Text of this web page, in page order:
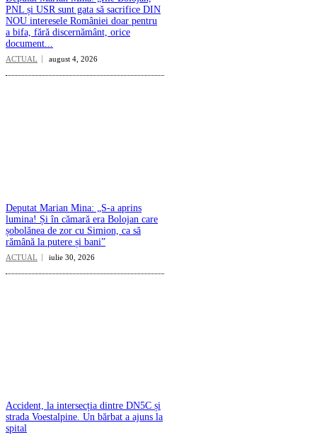
PNL și USR sunt gata să sacrifice DIN
NOU interesele României doar pentru
a bifa, fără discernământ, orice
document...
ACTUAL august 4, 2026
Deputat Marian Mina: „S-a aprins
lumina! Și în cămară era Bolojan care
șobolănea de zor cu Simion, ca să
rămână la putere și bani”
ACTUAL iulie 30, 2026
Accident, la intersecția dintre DN5C și
strada Voestalpine. Un bărbat a ajuns la
spital